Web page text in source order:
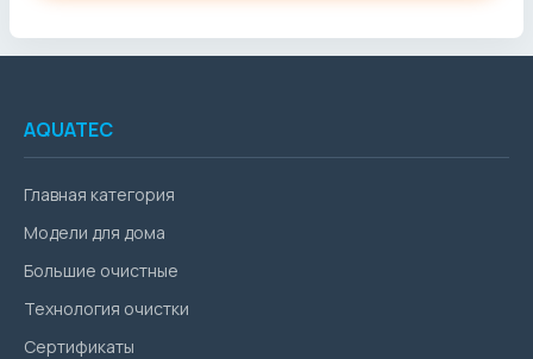
AQUATEC
Главная категория
Модели для дома
Большие очистные
Технология очистки
Сертификаты